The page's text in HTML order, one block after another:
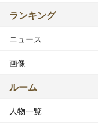
ランキング
ニュース
画像
ルーム
人物一覧